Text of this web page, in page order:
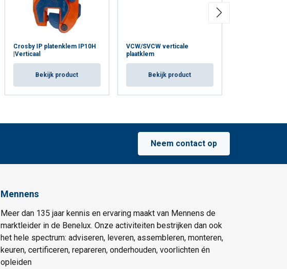
Crosby IP platenklem IP10H
|Verticaal
Bekijk product
VCW/SVCW verticale
plaatklem
Bekijk product
Neem contact op
Mennens
Meer dan 135 jaar kennis en ervaring maakt van Mennens de
marktleider in de Benelux. Onze activiteiten bestrijken dan ook
het hele spectrum: adviseren, leveren, assembleren, monteren,
keuren, certificeren, repareren, onderhouden, voorlichten én
opleiden